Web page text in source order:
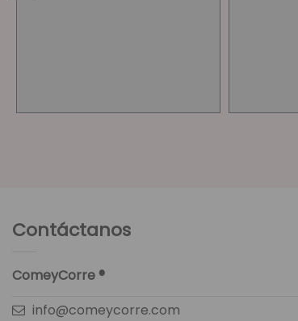
Contáctanos
ComeyCorre ®
info@comeycorre.com